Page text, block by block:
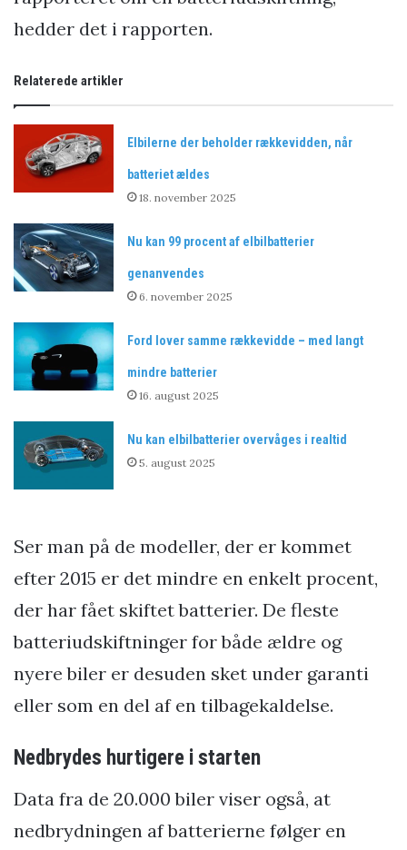
hedder det i rapporten.
Relaterede artikler
Elbilerne der beholder rækkevidden, når
batteriet ældes
18. november 2025
Nu kan 99 procent af elbilbatterier
genanvendes
6. november 2025
Ford lover samme rækkevidde – med langt
mindre batterier
16. august 2025
Nu kan elbilbatterier overvåges i realtid
5. august 2025
Ser man på de modeller, der er kommet
efter 2015 er det mindre en enkelt procent,
der har fået skiftet batterier. De fleste
batteriudskiftninger for både ældre og
nyere biler er desuden sket under garanti
eller som en del af en tilbagekaldelse.
Nedbrydes hurtigere i starten
Data fra de 20.000 biler viser også, at
nedbrydningen af batterierne følger en